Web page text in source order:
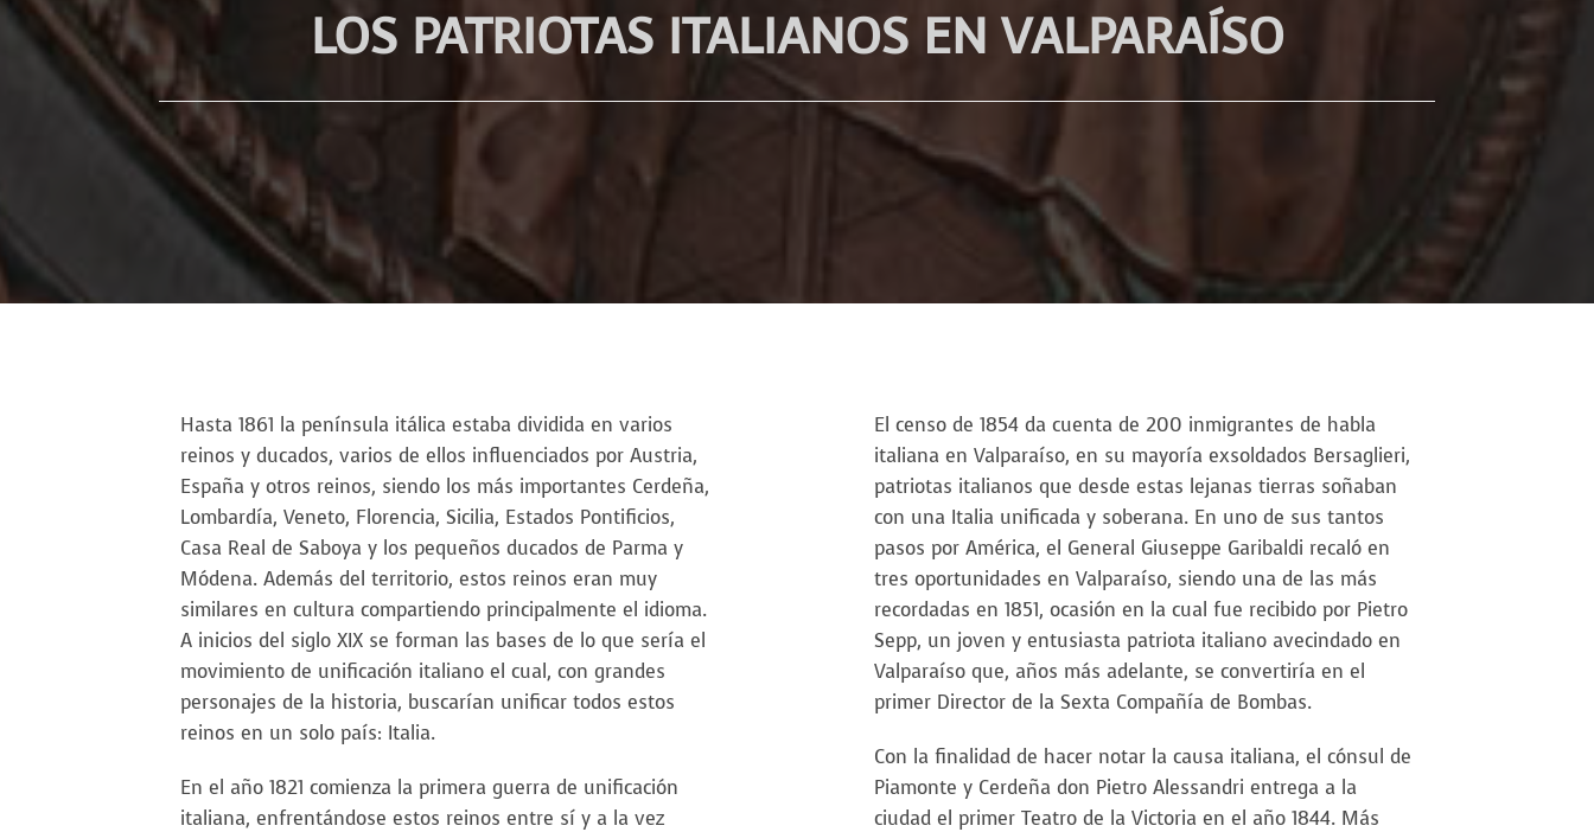
LOS PATRIOTAS ITALIANOS EN VALPARAÍSO
Hasta 1861 la península itálica estaba dividida en varios
reinos y ducados, varios de ellos influenciados por Austria,
España y otros reinos, siendo los más importantes Cerdeña,
Lombardía, Veneto, Florencia, Sicilia, Estados Pontificios,
Casa Real de Saboya y los pequeños ducados de Parma y
Módena. Además del territorio, estos reinos eran muy
similares en cultura compartiendo principalmente el idioma.
A inicios del siglo XIX se forman las bases de lo que sería el
movimiento de unificación italiano el cual, con grandes
personajes de la historia, buscarían unificar todos estos
reinos en un solo país: Italia.
En el año 1821 comienza la primera guerra de unificación
italiana, enfrentándose estos reinos entre sí y a la vez
El censo de 1854 da cuenta de 200 inmigrantes de habla
italiana en Valparaíso, en su mayoría exsoldados Bersaglieri,
patriotas italianos que desde estas lejanas tierras soñaban
con una Italia unificada y soberana. En uno de sus tantos
pasos por América, el General Giuseppe Garibaldi recaló en
tres oportunidades en Valparaíso, siendo una de las más
recordadas en 1851, ocasión en la cual fue recibido por Pietro
Sepp, un joven y entusiasta patriota italiano avecindado en
Valparaíso que, años más adelante, se convertiría en el
primer Director de la Sexta Compañía de Bombas.
Con la finalidad de hacer notar la causa italiana, el cónsul de
Piamonte y Cerdeña don Pietro Alessandri entrega a la
ciudad el primer Teatro de la Victoria en el año 1844. Más